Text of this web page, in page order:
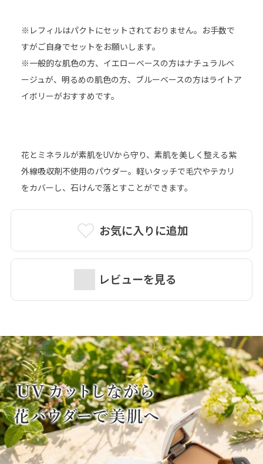
お気に入りに追加
レビューを見る
※レフィルはパクトにセットされておりません。お手数で
すがご自身でセットをお願いします。
※一般的な肌色の方、イエローベースの方はナチュラルベ
ージュが、明るめの肌色の方、ブルーベースの方はライトア
イボリーがおすすめです。
花とミネラルが素肌をUVから守り、素肌を美しく整える紫
外線吸収剤不使用のパウダー。軽いタッチで毛穴やテカリ
をカバーし、石けんで落とすことができます。